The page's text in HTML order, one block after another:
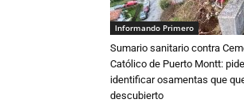
Informando Primero
Sumario sanitario contra
Católico de Puerto Montt:
identificar osamentas que
descubierto